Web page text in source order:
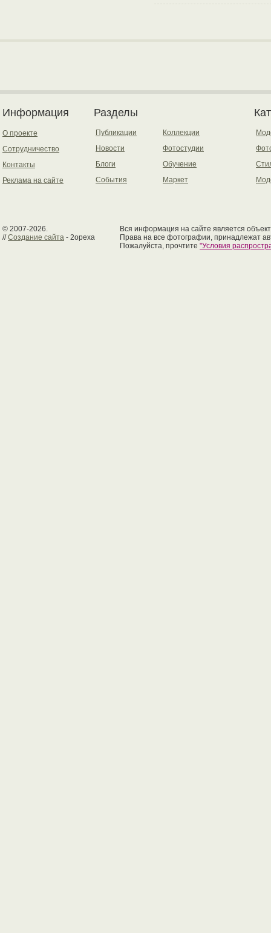
Информация
О проекте
Сотрудничество
Контакты
Реклама на сайте
Разделы
Публикации
Новости
Блоги
События
Коллекции
Фотостудии
Обучение
Маркет
© 2007-2026.
//Создание сайта - 2opexa
Вся информация на сайте является
Права на все фотографии, принадлежат
Пожалуйста, прочтите "Условия